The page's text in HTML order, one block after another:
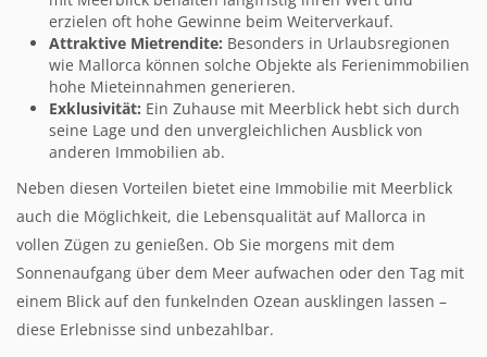
erzielen oft hohe Gewinne beim Weiterverkauf.
Attraktive Mietrendite: Besonders in Urlaubsregionen
wie Mallorca können solche Objekte als Ferienimmobilien
hohe Mieteinnahmen generieren.
Exklusivität: Ein Zuhause mit Meerblick hebt sich durch
seine Lage und den unvergleichlichen Ausblick von
anderen Immobilien ab.
Neben diesen Vorteilen bietet eine Immobilie mit Meerblick
auch die Möglichkeit, die Lebensqualität auf Mallorca in
vollen Zügen zu genießen. Ob Sie morgens mit dem
Sonnenaufgang über dem Meer aufwachen oder den Tag mit
einem Blick auf den funkelnden Ozean ausklingen lassen –
diese Erlebnisse sind unbezahlbar.